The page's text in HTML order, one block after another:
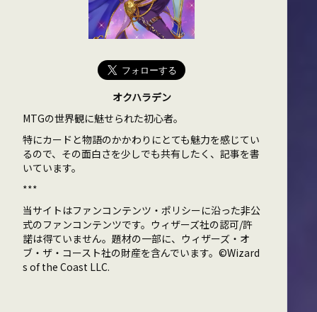
オクハラデン
MTGの世界観に魅せられた初心者。
特にカードと物語のかかわりにとても魅力を感じてい
るので、その面白さを少しでも共有したく、記事を書
いています。
***
当サイトはファンコンテンツ・ポリシーに沿った非公
式のファンコンテンツです。ウィザーズ社の認可/許
諾は得ていません。題材の一部に、ウィザーズ・オ
ブ・ザ・コースト社の財産を含んでいます。©Wizard
s of the Coast LLC.